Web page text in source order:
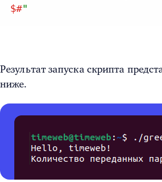
$#"
Результат запуска скрипта
ниже.